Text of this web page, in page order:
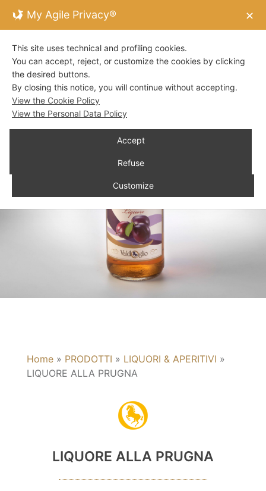
Home » PRODOTTI » LIQUORI & APERITIVI »
LIQUORE ALLA PRUGNA
LIQUORE ALLA PRUGNA
My Agile Privacy® ✕
This site uses technical and profiling cookies.
You can accept, reject, or customize the cookies by clicking
the desired buttons.
By closing this notice, you will continue without accepting.
View the Cookie Policy
View the Personal Data Policy
Accept
Refuse
Customize